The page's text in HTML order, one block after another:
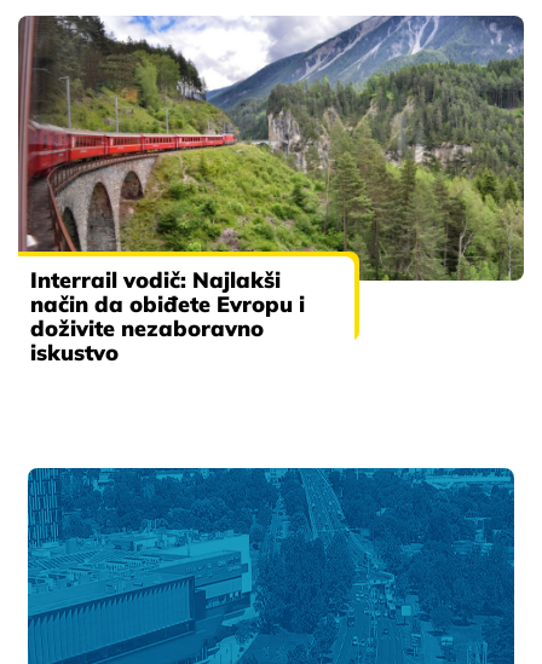
Interrail vodič: Najlakši
način da obiđete Evropu i
doživite nezaboravno
iskustvo